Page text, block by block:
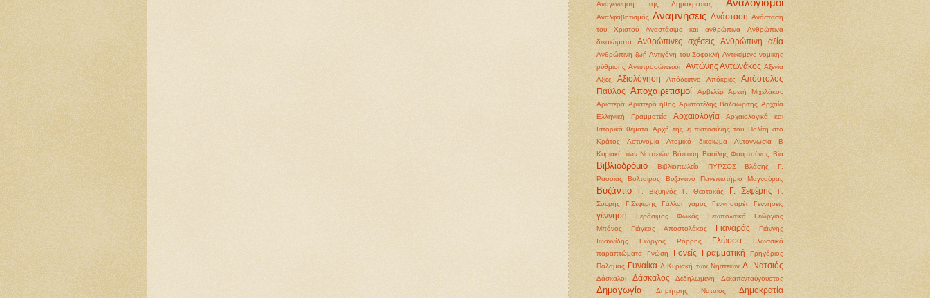
Αναγέννηση της Δημοκρατίας Αναλογισμοί
Αναλφαβητισμός Αναμνήσεις Ανάσταση Ανάσταση
του Χριστού
Αναστάσιμα και ανθρώπινα
Ανθρώπινα
δικαιώματα
Ανθρώπινες σχέσεις Ανθρώπινη αξία
Ανθρώπινη ζωή Αντιγόνη του Σοφοκλή Αντικείμενο νομικης
ρύθμισης Αντιπροσώπευση Αντώνης Αντωνάκος Αξενία
Αξίες
Αξιολόγηση Απόδειπνο Απόκριες
Απόστολος
Παύλος Αποχαιρετισμοί Αρβελέρ
Αρετή Μιχελάκου
Αριστερά Αριστερό ήθος Αριστοτέλης Βαλαωρίτης Αρχαία
Ελληνική Γραμματεία
Αρχαιολογία
Αρχαιολογικά και
Ιστορικά θέματα Αρχή της εμπιστοσύνης του Πολίτη στο
Κράτος
Αστυνομία Ατομικό δικαίωμα Αυτογνωσία
Β
Κυριακή των Νηστειών Βάπτιση Βασίλης Φουρτούνης Βία
Βιβλιοδρόμιο Βιβλιοπωλείο ΠΥΡΣΟΣ
Βλάσης Γ.
Ρασσιάς
Βολταίρος Βυζαντινό Πανεπιστήμιο Μαγναύρας
Βυζάντιο Γ. Βιζυηνός Γ. Θεοτοκάς Γ. Σεφέρης
Γ.
Σουρής
Γ.Σεφέρης Γάλλοι γάμος Γεννησαρέτ Γεννήσεις
γέννηση Γεράσιμος Φωκάς Γεωπολιτικά
Γεώργιος
Μπόνος
Γιάγκος Αποστολάκος Γιαναράς
Γιάννης
Ιωαννίδης
Γιώργος Ρόρρης Γλώσσα
Γλωσσικά
παραπτώματα
Γνώση Γονείς Γραμματική
Γρηγόριος
Παλαμάς Γυναίκα Δ Κυριακή των Νηστειών Δ. Νατσιός
Δάσκαλοι Δάσκαλος Δεδηλωμένη Δεκαπενταύγουστος
Δημαγωγία Δημήτρης Νατσιός Δημοκρατία